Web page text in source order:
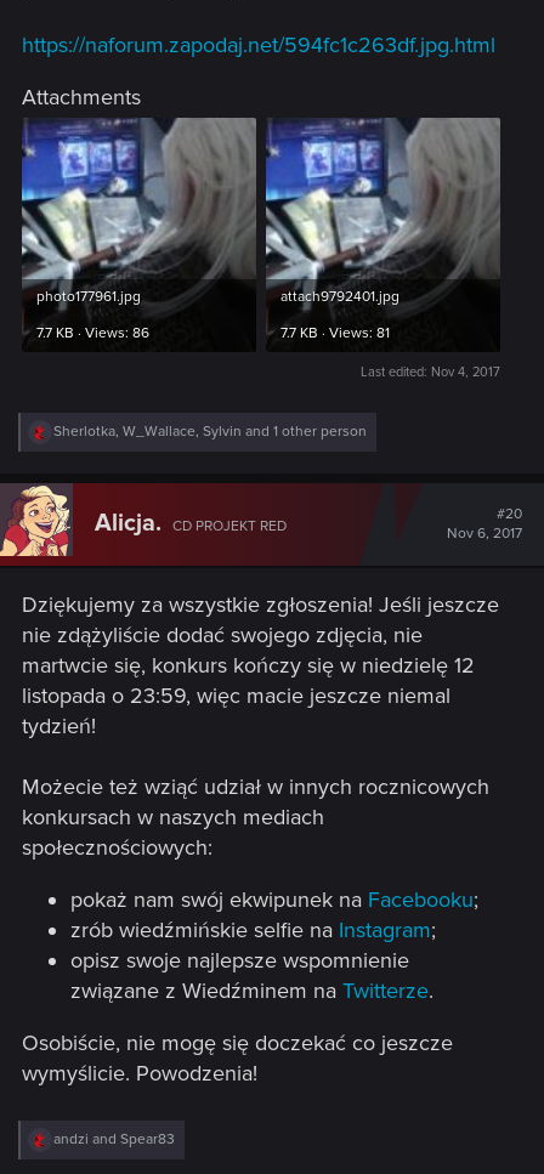
https://naforum.zapodaj.net/594fc1c263df.jpg.html
Attachments
photo177961.jpg
7.7 KB · Views: 86
attach9792401.jpg
7.7 KB · Views: 81
Last edited: Nov 4, 2017
R
e
c
t
i
o
n
:
Sherlotka, W_Wallace, Sylvin and 1 other person
Alicja. CD PROJEKT RED
#20
Nov 6, 2017
Dziękujemy za wszystkie zgłoszenia! Jeśli jeszcze
nie zdążyliście dodać swojego zdjęcia, nie
martwcie się, konkurs kończy się w niedzielę 12
listopada o 23:59, więc macie jeszcze niemal
tydzień!
Możecie też wziąć udział w innych rocznicowych
konkursach w naszych mediach
społecznościowych:
pokaż nam swój ekwipunek na Facebooku;
zrób wiedźmińskie selfie na Instagram;
opisz swoje najlepsze wspomnienie
związane z Wiedźminem na Twitterze.
Osobiście, nie mogę się doczekać co jeszcze
wymyślicie. Powodzenia!
R
e
andzi and Spear83